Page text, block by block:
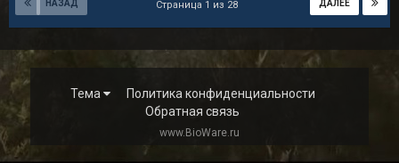
НАЗАД ДАЛЕЕ
Страница 1 из 28
Тема
Политика конфиденциальности
Обратная связь
www.BioWare.ru